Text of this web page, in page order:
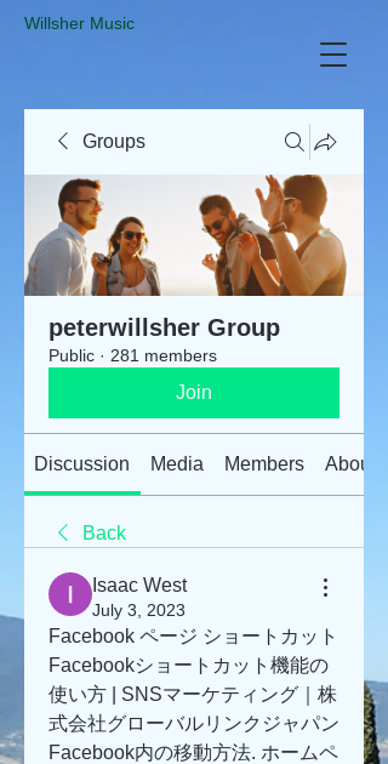
​Willsher Music
Groups
peterwillsher Group
Public · 281 members
Join
Discussion Media Members About
Back
Isaac West
July 3, 2023
Facebook ページ ショートカット
Facebookショートカット機能の
使い方 | SNSマーケティング｜株
式会社グローバルリンクジャパン
Facebook内の移動方法. ホームペ